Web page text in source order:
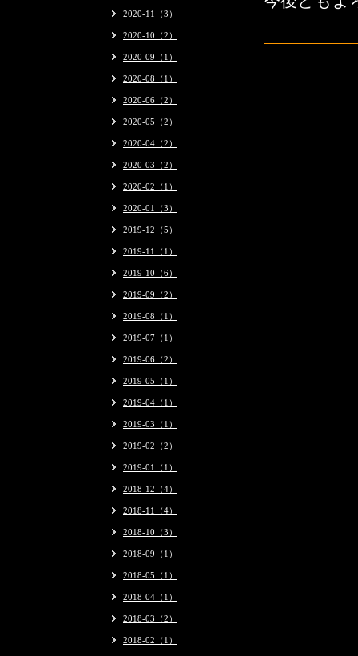
2020-11（3）
2020-10（2）
2020-09（1）
2020-08（1）
2020-06（2）
2020-05（2）
2020-04（2）
2020-03（2）
2020-02（1）
2020-01（3）
2019-12（5）
2019-11（1）
2019-10（6）
2019-09（2）
2019-08（1）
2019-07（1）
2019-06（2）
2019-05（1）
2019-04（1）
2019-03（1）
2019-02（2）
2019-01（1）
2018-12（4）
2018-11（4）
2018-10（3）
2018-09（1）
2018-05（1）
2018-04（1）
2018-03（2）
2018-02（1）